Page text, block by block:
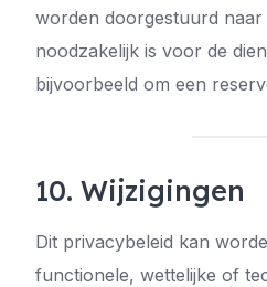
worden doorgestuurd
noodzakelijk is voor de
bijvoorbeeld om een
10. Wijzigingen
Dit privacybeleid kan
functionele, wettelijke of